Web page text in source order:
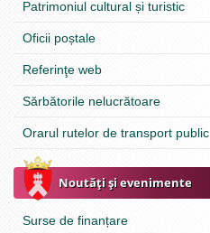
Patrimoniul cultural și turistic
Oficii poștale
Referinţe web
Sărbătorile nelucrătoare
Orarul rutelor de transport public
Noutăţi şi evenimente
Surse de finanțare